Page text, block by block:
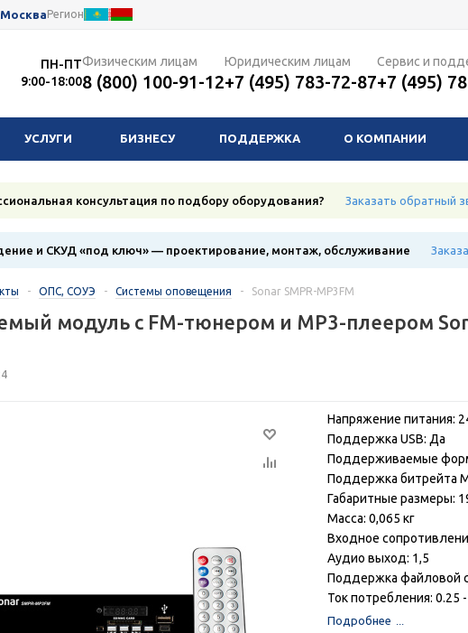
МоскваРегион
ПН-ПТ
9:00-18:00
Физическим лицам
8 (800) 100-91-12
Юридическим лицам
+7 (495) 783-72-87
Сервис и
+7 (495)
УСЛУГИ БИЗНЕСУ ПОДДЕРЖКА О КОМПАНИИ
консультация по подбору оборудования? Заказать обратный
и СКУД «под ключ» — проектирование, монтаж, обслуживание
- ОПС, СОУЭ - Системы оповещения - Sonar SMPR-MP3FM
модуль с FM-тюнером и MP3-плеером
Напряжение питания:
Поддержка USB: Да
Поддерживаемые
Поддержка битрейта
Габаритные размеры:
Масса: 0,065 кг
Входное
Аудио выход: 1,5
Поддержка файловой
Ток потребления: 0.25
Подробнее